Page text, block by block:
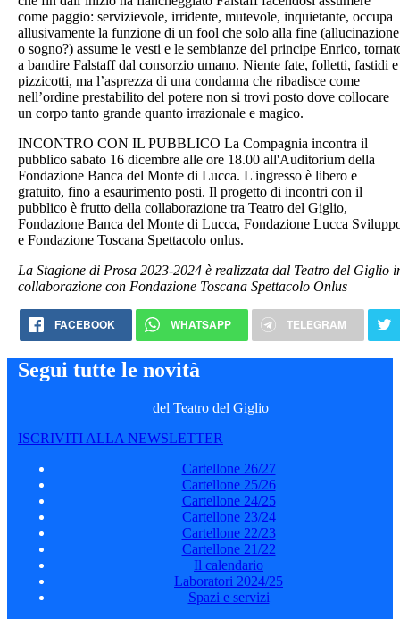
come paggio: servizievole, irridente, mutevole, inquietante, occupa
allusivamente la funzione di un fool che solo alla fine (allucinazione
o sogno?) assume le vesti e le sembianze del principe Enrico,
a bandire Falstaff dal consorzio umano. Niente fate, folletti, fastidi e
pizzicotti, ma l’asprezza di una condanna che ribadisce come
nell’ordine prestabilito del potere non si trovi posto dove collocare
un corpo tanto grande quanto irrazionale e magico.
INCONTRO CON IL PUBBLICO La Compagnia incontra il
pubblico sabato 16 dicembre alle ore 18.00 all'Auditorium della
Fondazione Banca del Monte di Lucca. L'ingresso è libero e
gratuito, fino a esaurimento posti. Il progetto di incontri con il
pubblico è frutto della collaborazione tra Teatro del Giglio,
Fondazione Banca del Monte di Lucca, Fondazione Lucca
e Fondazione Toscana Spettacolo onlus.
La Stagione di Prosa 2023-2024 è realizzata dal Teatro del Giglio
collaborazione con Fondazione Toscana Spettacolo Onlus
FACEBOOK WHATSAPP TELEGRAM
Segui tutte le novità
del Teatro del Giglio
ISCRIVITI ALLA NEWSLETTER
Cartellone 26/27
Cartellone 25/26
Cartellone 24/25
Cartellone 23/24
Cartellone 22/23
Cartellone 21/22
Il calendario
Laboratori 2024/25
Spazi e servizi